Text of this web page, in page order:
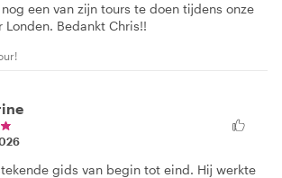
een van zijn tours te doen tijdens onze
Bedankt Chris!!
gids van begin tot eind. Hij werkte